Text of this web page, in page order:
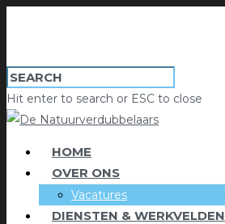
Hit enter to search or ESC to close
HOME
OVER ONS
Vacatures
DIENSTEN & WERKVELDEN